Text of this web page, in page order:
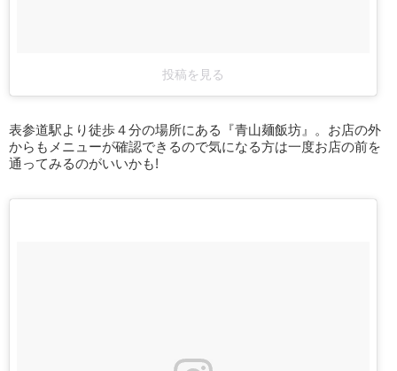
投稿を見る
表参道駅より徒歩４分の場所にある『青山麺飯坊』。お店の外
からもメニューが確認できるので気になる方は一度お店の前を
通ってみるのがいいかも!